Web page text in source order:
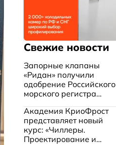
Свежие новости
Запорные клапаны
«Ридан» получили
одобрение Российского
морского регистра
Академия КриоФрост
представляет новый
курс: «Чиллеры.
Проектирование и